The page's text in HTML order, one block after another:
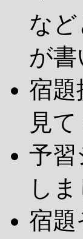
な
が書
宿
見
予習
し
宿題